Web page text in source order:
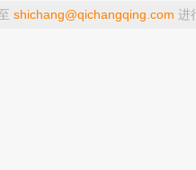
shichang@qichangqing.com 进